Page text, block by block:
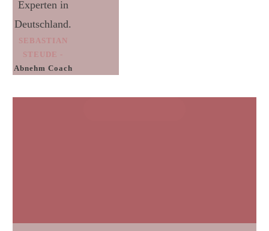
Experten in
Deutschland.
SEBASTIAN
STEUDE -
Abnehm Coach